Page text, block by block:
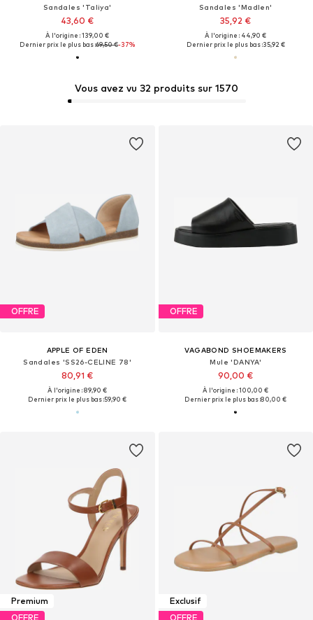
Sandales 'Taliya'
43,60 €
À l'origine : 139,00 €
Dernier prix le plus bas :69,50 €-37%
Sandales 'Madlen'
35,92 €
À l'origine : 44,90 €
Dernier prix le plus bas :35,92 €
OFFRE
APPLE OF EDEN
Sandales 'SS26-CELINE 78'
80,91 €
À l'origine : 89,90 €
Dernier prix le plus bas :59,90 €
OFFRE
VAGABOND SHOEMAKERS
Mule 'DANYA'
90,00 €
À l'origine : 100,00 €
Dernier prix le plus bas :80,00 €
Vous avez vu 32 produits sur 1570
Premium
OFFRE
Exclusif
OFFRE